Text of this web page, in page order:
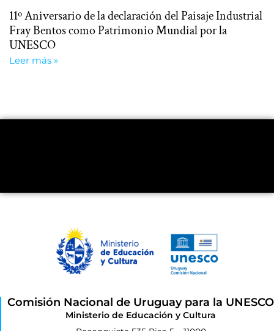
11º Aniversario de la declaración del Paisaje Industrial
Fray Bentos como Patrimonio Mundial por la
UNESCO
Leer más »
Comisión Nacional de Uruguay para la UNESCO
Ministerio de Educación y Cultura